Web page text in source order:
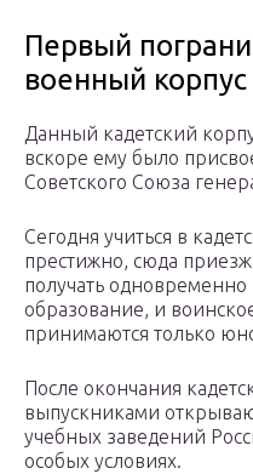
Первый
военный
Данный кадетский
вскоре ему было
Советского Союза
Сегодня учиться в
престижно, сюда
получать
образование, и
принимаются только
После окончания
выпускниками
учебных заведений
особых условиях.